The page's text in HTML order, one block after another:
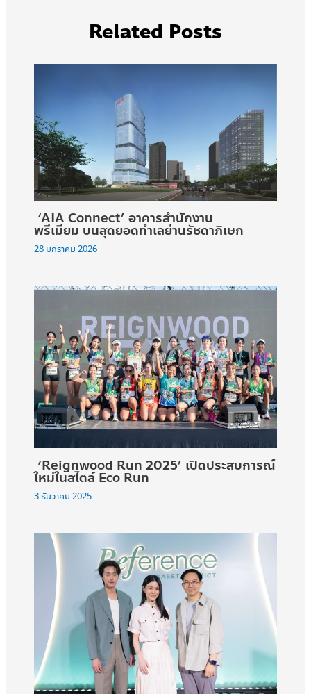
Related Posts
‘AIA Connect’ อาคารสำนักงาน
พรีเมียม บนสุดยอดทำเลย่านรัชดาภิเษก
28 มกราคม 2026
‘Reignwood Run 2025’ เปิดประสบการณ์
ใหม่ในสไตล์ Eco Run
3 ธันวาคม 2025